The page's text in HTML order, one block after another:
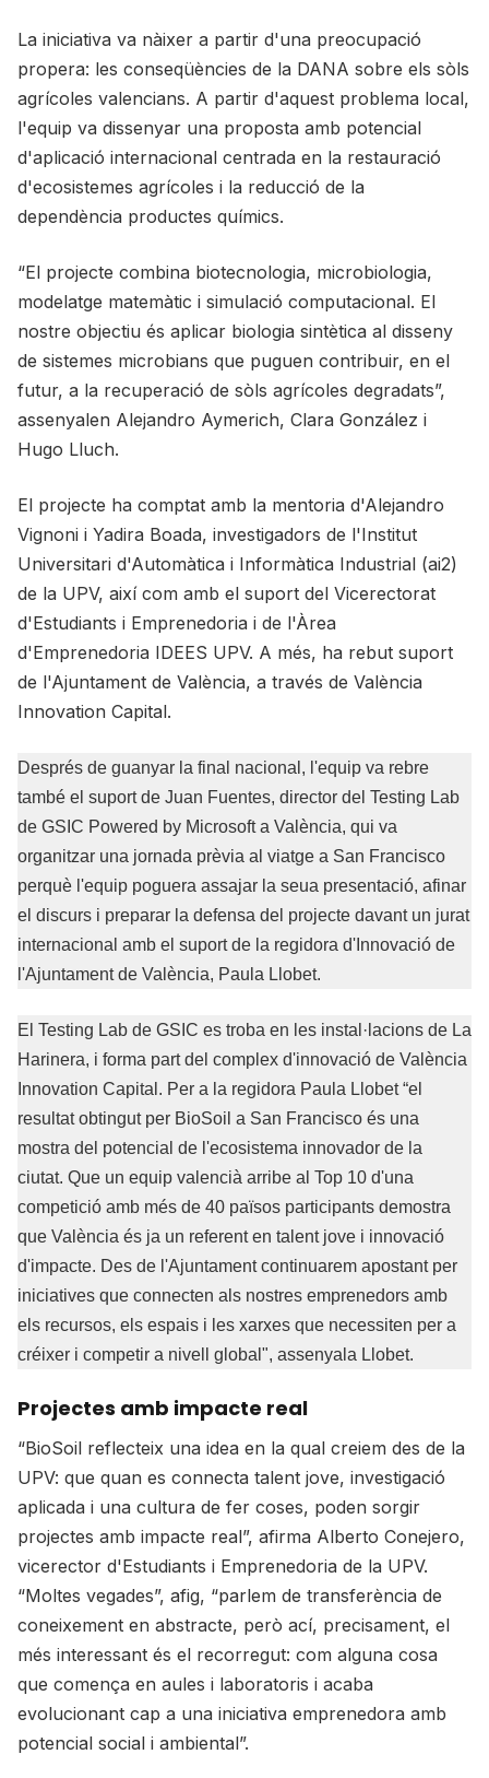
La iniciativa va nàixer a partir d'una preocupació
propera: les conseqüències de la DANA sobre els sòls
agrícoles valencians. A partir d'aquest problema local,
l'equip va dissenyar una proposta amb potencial
d'aplicació internacional centrada en la restauració
d'ecosistemes agrícoles i la reducció de la
dependència productes químics.
“El projecte combina biotecnologia, microbiologia,
modelatge matemàtic i simulació computacional. El
nostre objectiu és aplicar biologia sintètica al disseny
de sistemes microbians que puguen contribuir, en el
futur, a la recuperació de sòls agrícoles degradats”,
assenyalen Alejandro Aymerich, Clara González i
Hugo Lluch.
El projecte ha comptat amb la mentoria d'Alejandro
Vignoni i Yadira Boada, investigadors de l'Institut
Universitari d'Automàtica i Informàtica Industrial (ai2)
de la UPV, així com amb el suport del Vicerectorat
d'Estudiants i Emprenedoria i de l'Àrea
d'Emprenedoria IDEES UPV. A més, ha rebut suport
de l'Ajuntament de València, a través de València
Innovation Capital.
Després de guanyar la final nacional, l'equip va rebre
també el suport de Juan Fuentes, director del Testing Lab
de GSIC Powered by Microsoft a València, qui va
organitzar una jornada prèvia al viatge a San Francisco
perquè l'equip poguera assajar la seua presentació, afinar
el discurs i preparar la defensa del projecte davant un jurat
internacional amb el suport de la regidora d'Innovació de
l'Ajuntament de València, Paula Llobet.
El Testing Lab de GSIC es troba en les instal·lacions de La
Harinera, i forma part del complex d'innovació de València
Innovation Capital. Per a la regidora Paula Llobet “el
resultat obtingut per BioSoil a San Francisco és una
mostra del potencial de l'ecosistema innovador de la
ciutat. Que un equip valencià arribe al Top 10 d'una
competició amb més de 40 països participants demostra
que València és ja un referent en talent jove i innovació
d'impacte. Des de l'Ajuntament continuarem apostant per
iniciatives que connecten als nostres emprenedors amb
els recursos, els espais i les xarxes que necessiten per a
créixer i competir a nivell global", assenyala Llobet.
Projectes amb impacte real
“BioSoil reflecteix una idea en la qual creiem des de la
UPV: que quan es connecta talent jove, investigació
aplicada i una cultura de fer coses, poden sorgir
projectes amb impacte real”, afirma Alberto Conejero,
vicerector d'Estudiants i Emprenedoria de la UPV.
“Moltes vegades”, afig, “parlem de transferència de
coneixement en abstracte, però ací, precisament, el
més interessant és el recorregut: com alguna cosa
que comença en aules i laboratoris i acaba
evolucionant cap a una iniciativa emprenedora amb
potencial social i ambiental”.